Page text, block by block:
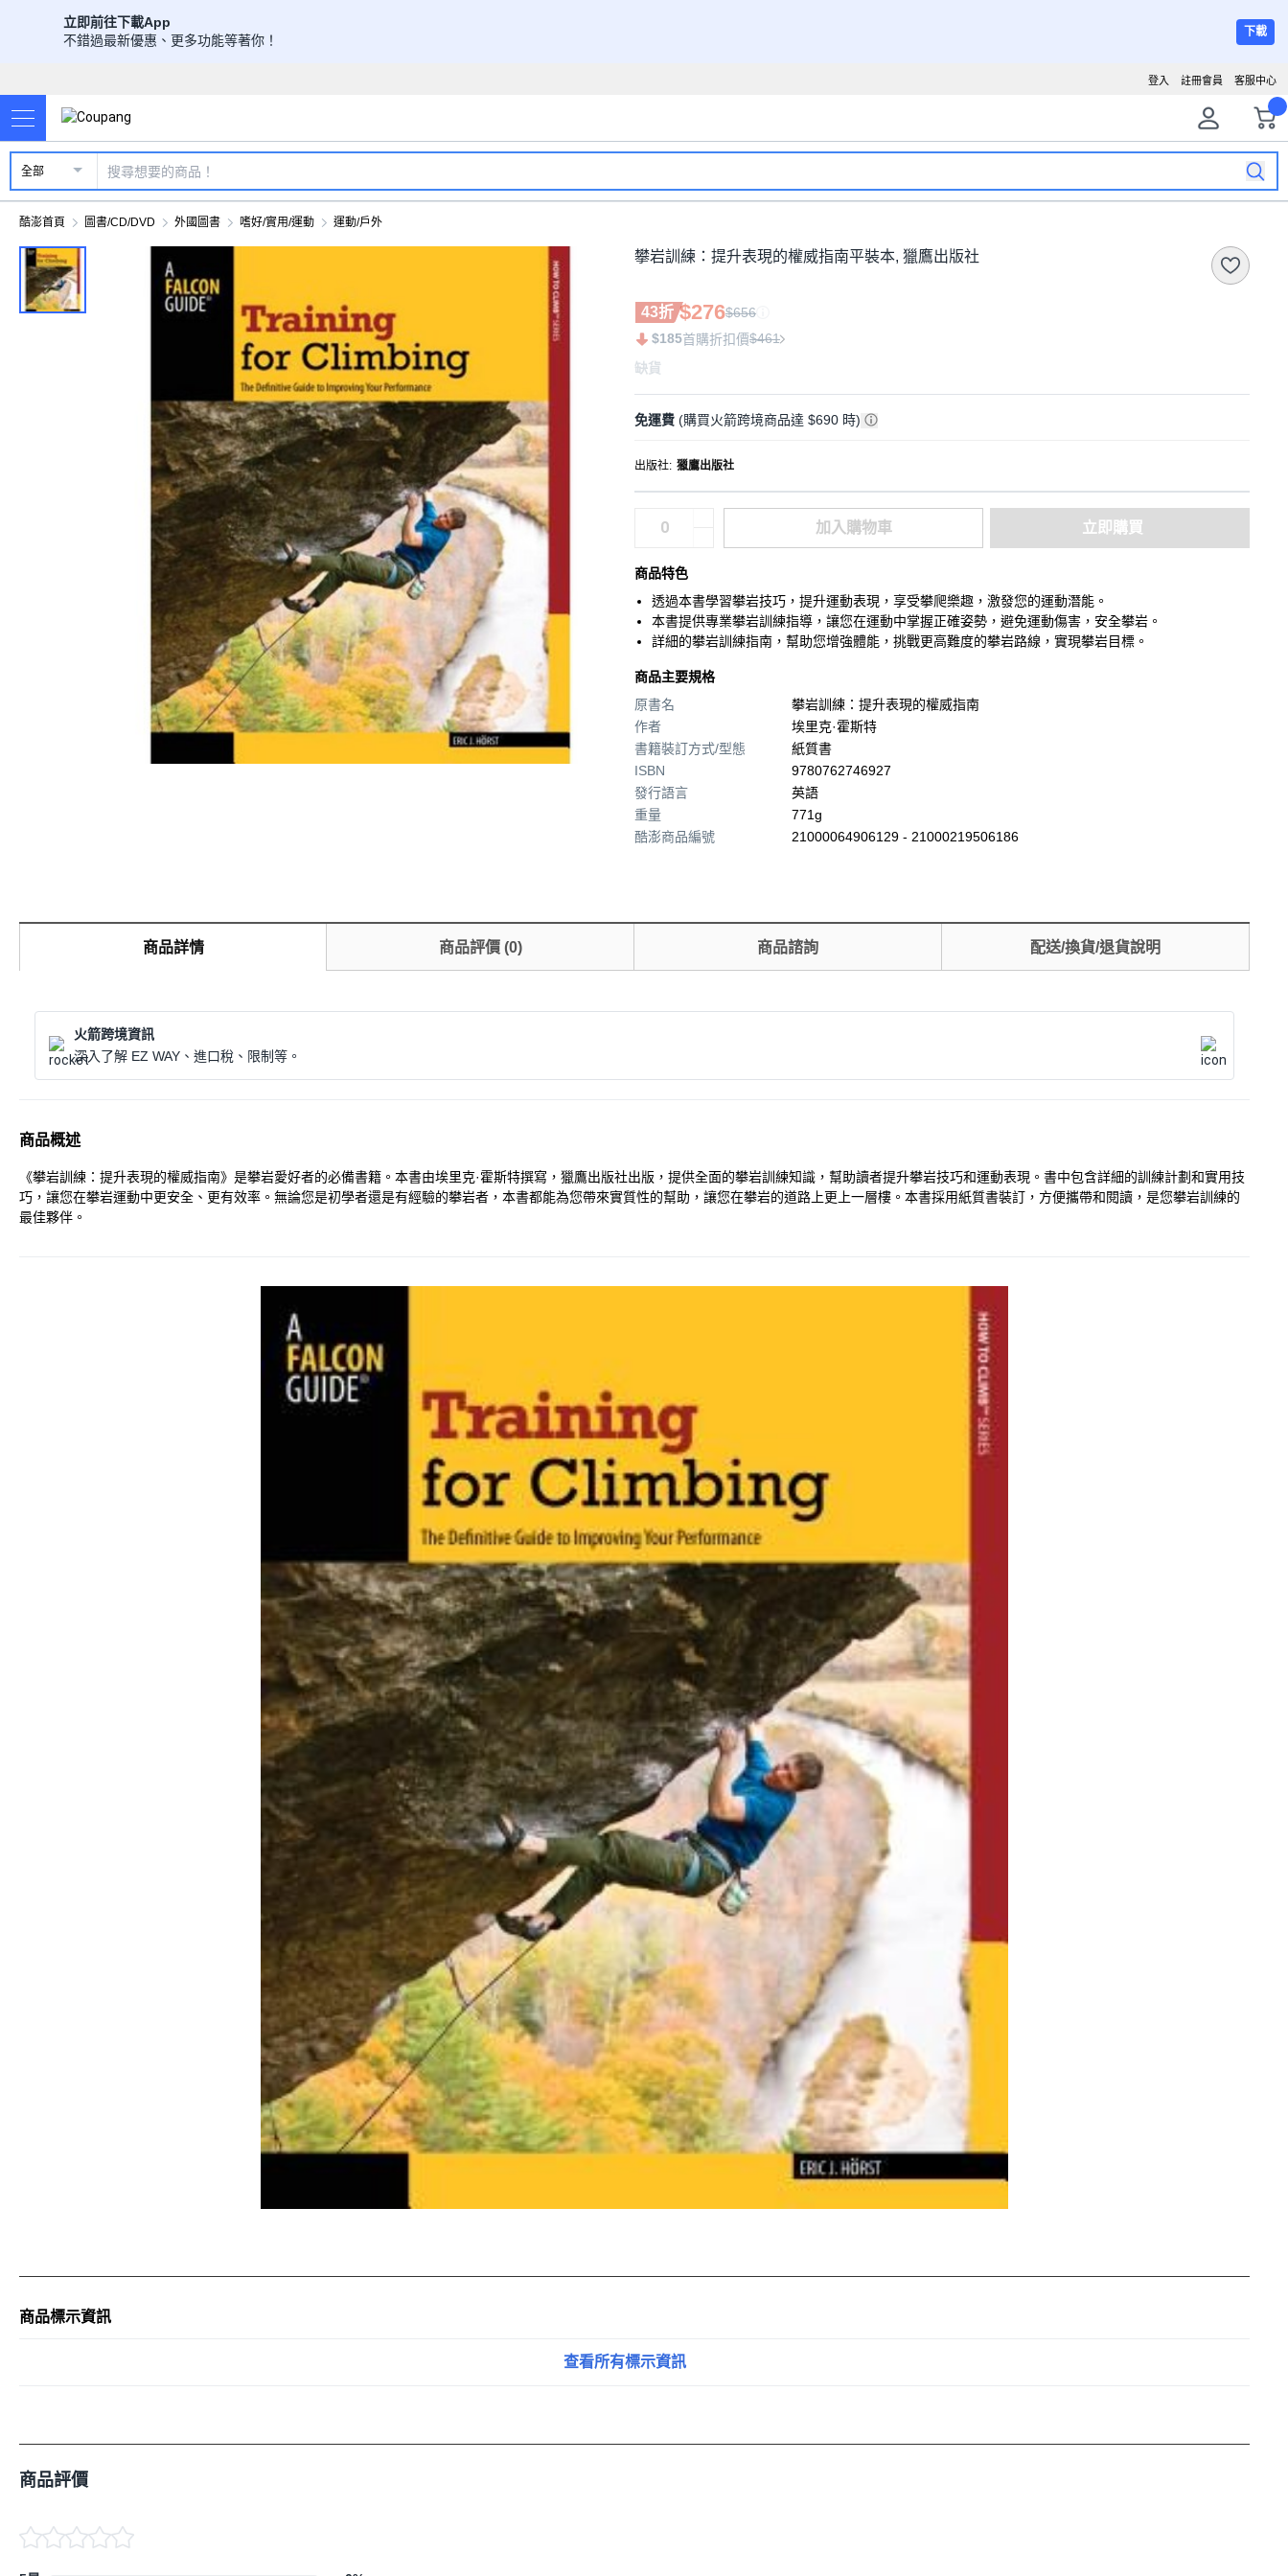
立即前往下載App
不錯過最新優惠、更多功能等著你！
下載
客服中心
註冊會員
登入
全部
酷澎首頁 圖書/CD/DVD 外國圖書 嗜好/實用/運動 運動/戶外
攀岩訓練：提升表現的權威指南平裝本, 獵鷹出版社
43折 $276$656
$185首購折扣價$461
缺貨
免運費 (購買火箭跨境商品達 $690 時)
出版社: 獵鷹出版社
加入購物車 立即購買
商品特色
透過本書學習攀岩技巧，提升運動表現，享受攀爬樂趣，激發您的運動潛能。
本書提供專業攀岩訓練指導，讓您在運動中掌握正確姿勢，避免運動傷害，安全攀岩。
詳細的攀岩訓練指南，幫助您增強體能，挑戰更高難度的攀岩路線，實現攀岩目標。
商品主要規格
原書名
攀岩訓練：提升表現的權威指南
作者
埃里克·霍斯特
書籍裝訂方式/型態
紙質書
ISBN
9780762746927
發行語言
英語
重量
771g
酷澎商品編號
21000064906129 - 21000219506186
商品詳情 商品評價(0) 商品諮詢 配送/換貨/退貨說明
火箭跨境資訊
深入了解 EZ WAY、進口稅、限制等。
商品概述
《攀岩訓練：提升表現的權威指南》是攀岩愛好者的必備書籍。本書由埃里克·霍斯特撰寫，獵鷹出版社出版，提供全面的攀岩訓練知識，幫助讀者提升攀岩技巧和運動表現。書中包含詳細的訓練計劃和實用技
巧，讓您在攀岩運動中更安全、更有效率。無論您是初學者還是有經驗的攀岩者，本書都能為您帶來實質性的幫助，讓您在攀岩的道路上更上一層樓。本書採用紙質書裝訂，方便攜帶和閱讀，是您攀岩訓練的
最佳夥伴。
商品標示資訊
查看所有標示資訊
商品評價